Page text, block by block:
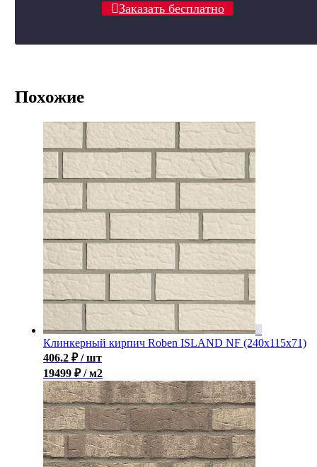
Заказать бесплатно
Похожие
Клинкерный кирпич Roben ISLAND NF (240x115x71)
406.2 ₽ / шт
19499 ₽ / м2